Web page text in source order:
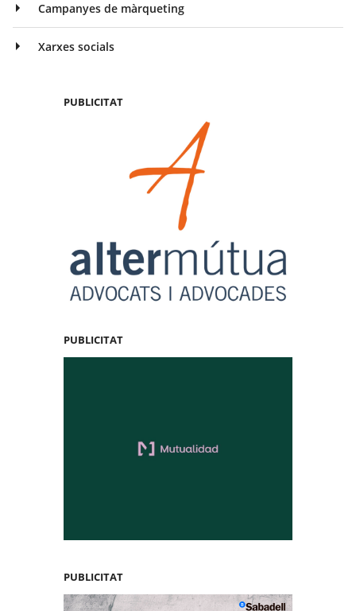
Campanyes de màrqueting
Xarxes socials
PUBLICITAT
PUBLICITAT
PUBLICITAT